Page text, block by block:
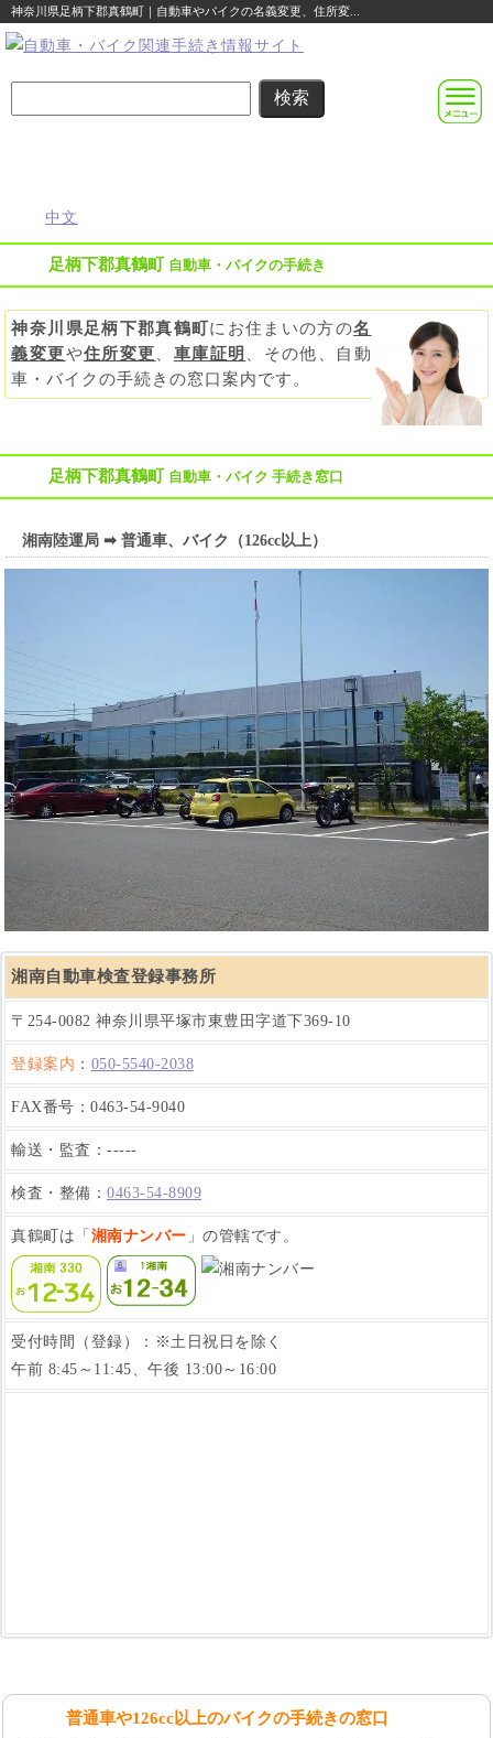
神奈川県足柄下郡真鶴町｜自動車やバイクの名義変更、住所変...
足柄下郡真鶴町 自動車・バイクの手続き
神奈川県足柄下郡真鶴町にお住まいの方の名
義変更や住所変更 車庫証明
、その他、自動
車・バイクの手続きの窓口案内です。
足柄下郡真鶴町 自動車・バイク 手続き窓口
湘南陸運局 ➡ 普通車、バイク（126cc以上）
湘南自動車検査登録事務所
〒254-0082 神奈川県平塚市東豊田字道下369-10
登録案内 ： 050-5540-2038
FAX番号：0463-54-9040
輸送・監査：-----
検査・整備： 0463-54-8909
真鶴町は「 湘南ナンバー 」の管轄です。
受付時間（登録）：※土日祝日を除く
午前 8:45～11:45、午後 13:00～16:00
普通車や126cc以上のバイクの手続きの窓口
中文